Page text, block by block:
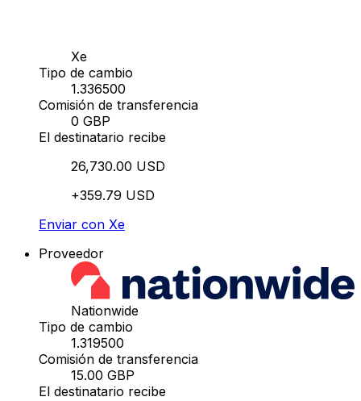
Xe
Tipo de cambio
1.336500
Comisión de transferencia
0 GBP
El destinatario recibe
26,730.00 USD
+359.79 USD
Enviar con Xe
Proveedor
Nationwide
Tipo de cambio
1.319500
Comisión de transferencia
15.00 GBP
El destinatario recibe